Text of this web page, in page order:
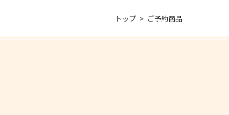
トップ ご予約商品